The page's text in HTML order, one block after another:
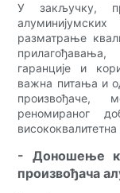
У закључку,
разматрање
гаранције и
важна питања и
произвођаче,
реномираног
- Доношење
произвођача